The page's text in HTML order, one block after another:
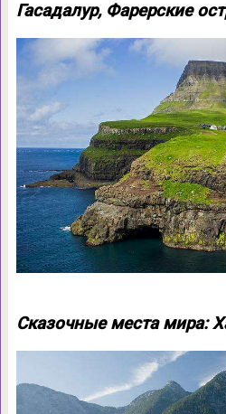
Гасадалур, Фарерские
Сказочные места мира: